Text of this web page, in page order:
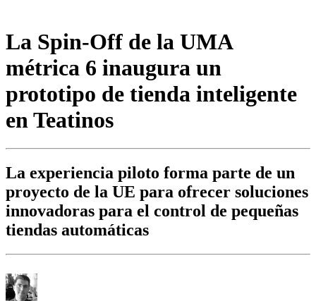
La Spin-Off de la UMA
métrica 6 inaugura un
prototipo de tienda inteligente
en Teatinos
La experiencia piloto forma parte de un
proyecto de la UE para ofrecer soluciones
innovadoras para el control de pequeñas
tiendas automáticas